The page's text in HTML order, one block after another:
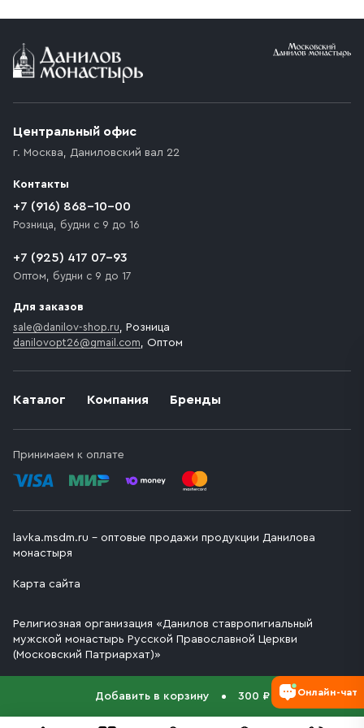
Добавить в корзину 300 ₽
Условия доставки
возникают препятствия для подъезда автомобиля,
которое максимально близко к месту запланированной
движения. Если на территории места назначения
доставки предусмотрен платный въезд, то Покупателю
необходимо компенсировать стоимость въезда
Каталог Компания Бренды
Принимаем к оплате
Центральный офис
г. Москва, Даниловский вал 22
Контакты
+7 (916) 868-10-00
Розница, будни с 9 до 16
+7 (925) 417 07-93
Оптом, будни с 9 до 17
Для заказов
sale@danilov-shop.ru, Розница
danilovopt26@gmail.com, Оптом
lavka.msdm.ru – оптовые продажи продукции Данилова
монастыря
Карта сайта
Религиозная организация «Данилов ставропигиальный
мужской монастырь Русской Православной Церкви
(Московский Патриархат)»
Онлайн-чат